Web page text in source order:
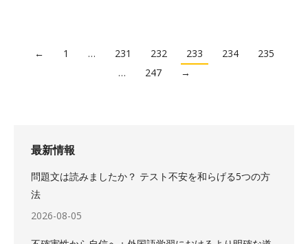
← 1 … 231 232 233 234
235
…
247 →
最新情報
問題文は読みましたか？ テスト不安を和らげる5つの方
法
2026-08-05